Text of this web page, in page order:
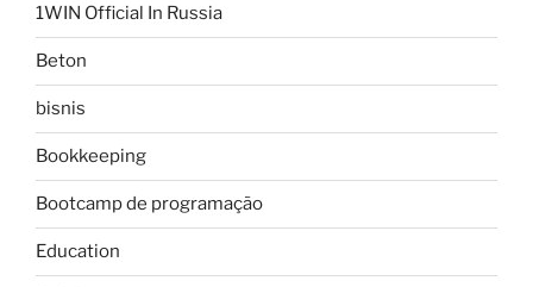
1WIN Official In Russia
Beton
bisnis
Bookkeeping
Bootcamp de programação
Education